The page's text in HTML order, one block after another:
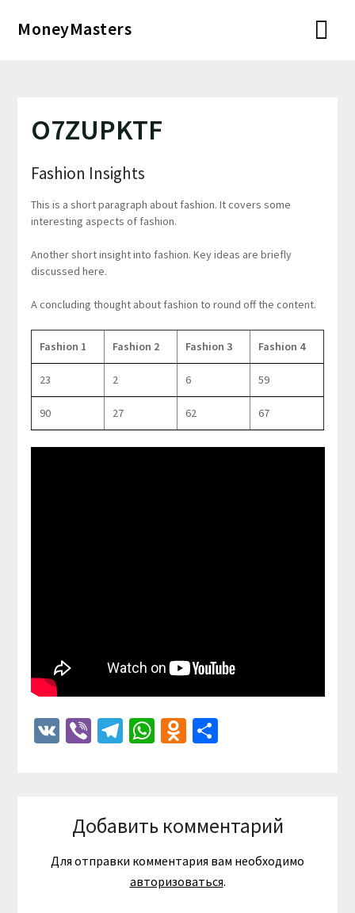
MoneyMasters
O7ZUPKTF
Fashion Insights
This is a short paragraph about fashion. It covers some
interesting aspects of fashion.
Another short insight into fashion. Key ideas are briefly
discussed here.
A concluding thought about fashion to round off the content.
Fashion 1 Fashion 2 Fashion 3 Fashion 4
23 2 6 59
90 27 62 67
VKViberTelegram
WhatsApp
Odnoklassniki
Отправить
Добавить комментарий
Для отправки комментария вам необходимо
авторизоваться.